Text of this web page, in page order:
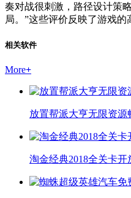
奏对战很刺激，路径设计策
局。”这些评价反映了游戏的
相关软件
More+
放置帮派大亨无限资源
淘金经典2018全关卡开